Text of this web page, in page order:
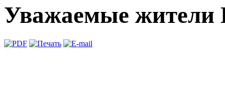
Уважаемые жители